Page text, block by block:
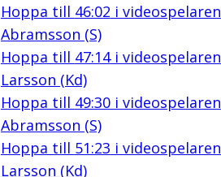
Hoppa till 46:02 i videospelaren
Abramsson (S)
Hoppa till 47:14i videospelaren
Larsson (Kd)
Hoppa till 49:30i videospelaren
Abramsson (S)
Hoppa till 51:23 i videospelaren
Larsson (Kd)